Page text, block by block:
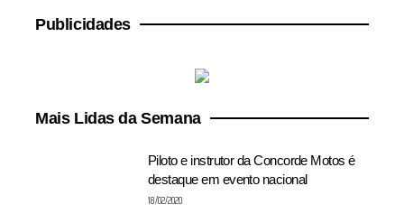
Publicidades
Mais Lidas da Semana
Piloto e instrutor da Concorde Motos é
destaque em evento nacional
18/02/2020